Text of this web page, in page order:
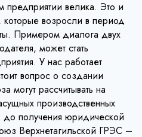
велика. Это и
возросли в период
Примером диалога двух
может стать
У нас работает
вопрос о создании
могут рассчитывать на
производственных
до получения юридической
Верхнетагильской ГРЭС –